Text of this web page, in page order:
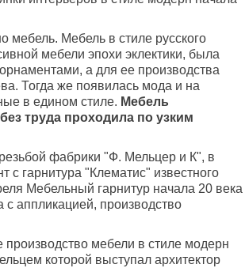
Мебель в стиле русского
мебели эпохи эклектики, была
а для ее производства
Тогда же появилась мода и на
в едином стиле. Мебель
труда проходила по узким
фабрики "Ф. Мельцер и К", в
с гарнитура "Клематис" известного
Мебельный гарнитур начала 20 века
с аппликацией, производство
мебели в стиле модерн
которой выступал архитектор